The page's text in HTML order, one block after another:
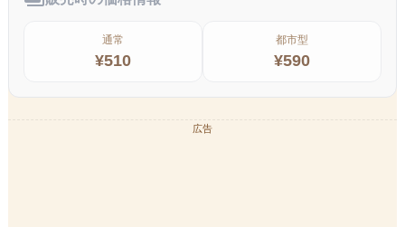
通常
¥510
都市型
¥590
広告